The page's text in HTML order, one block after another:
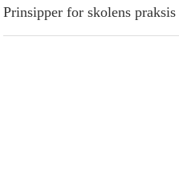
Prinsipper for skolens praksis